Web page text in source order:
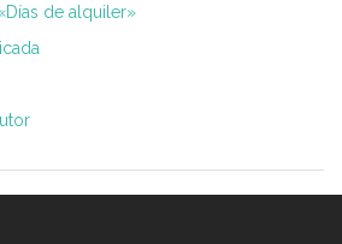
de alquiler»